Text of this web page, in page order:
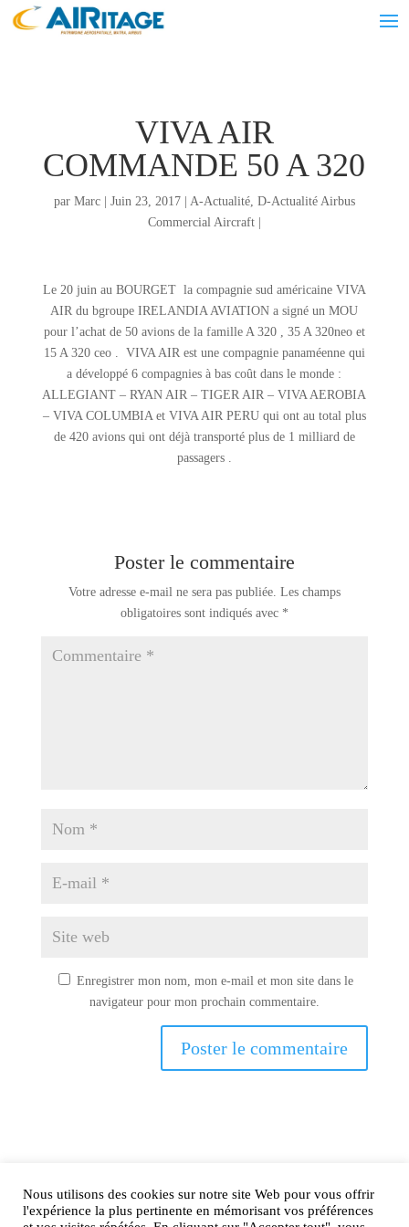
VIVA AIR
COMMANDE 50 A 320
par Marc| Juin 23, 2017| A-Actualité, D-Actualité Airbus
Commercial Aircraft|
Le 20 juin au BOURGET la compagnie sud américaine VIVA
AIR du bgroupe IRELANDIA AVIATION a signé un MOU
pour l’achat de 50 avions de la famille A 320 , 35 A 320neo et
15 A 320 ceo . VIVA AIR est une compagnie panaméenne qui
a développé 6 compagnies à bas coût dans le monde :
ALLEGIANT – RYAN AIR – TIGER AIR – VIVA AEROBIA
– VIVA COLUMBIA et VIVA AIR PERU qui ont au total plus
de 420 avions qui ont déjà transporté plus de 1 milliard de
passagers .
Poster le commentaire
Votre adresse e-mail ne sera pas publiée. Les champs
obligatoires sont indiqués avec *
Enregistrer mon nom, mon e-mail et mon site dans le
navigateur pour mon prochain commentaire.
AIRtage 2024© Tous droits réservés
Nous utilisons des cookies sur notre site Web pour vous offrir
l'expérience la plus pertinente en mémorisant vos préférences